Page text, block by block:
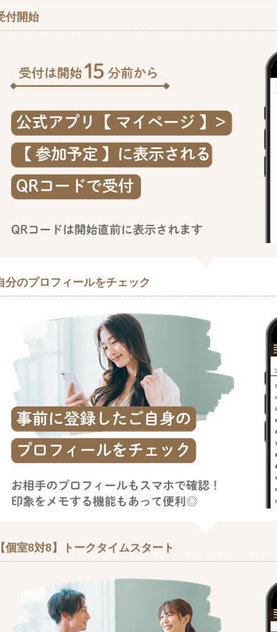
付開始
分のプロフィールをチェック
【個室8対8】トークタイムスタート